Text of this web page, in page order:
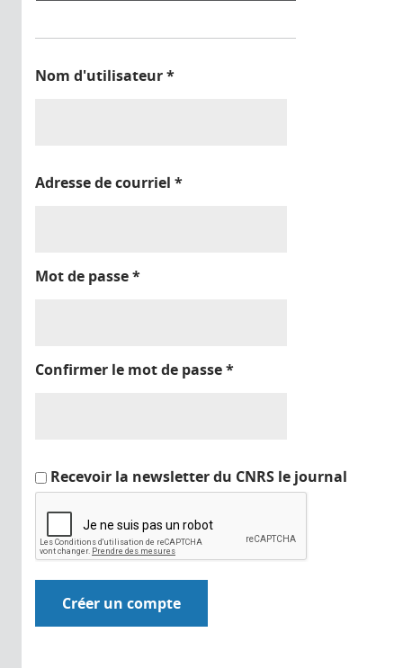
Nom d'utilisateur*
Adresse de courriel *
Mot de passe*
Confirmer le mot de passe*
Recevoir la newsletter du CNRS le journal